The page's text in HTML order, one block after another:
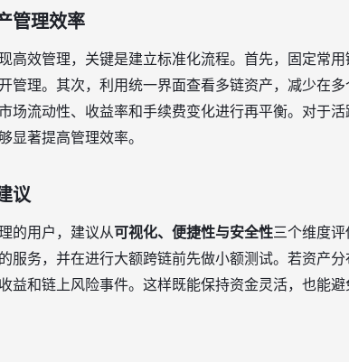
管理效率
高效管理，关键是建立标准化流程。首先，固定常
管理。其次，利用统一界面查看多链资产，减少在
场流动性、收益率和手续费变化进行再平衡。对于
显著提高管理效率。
议
的用户，建议从可视化、便捷性与安全性三个维度
服务，并在进行大额跨链前先做小额测试。若资产
益和链上风险事件。这样既能保持资金灵活，也能避